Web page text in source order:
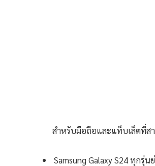
สำหรับมือถือและแท็บเล็ตที่ส
Samsung Galaxy S24 ทุกรุ่น